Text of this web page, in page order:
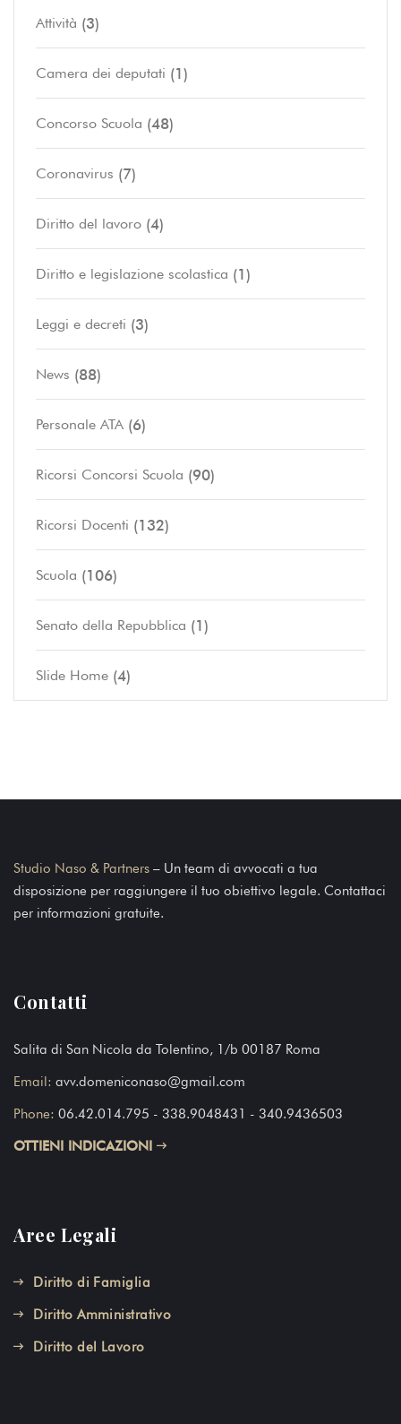
Attività (3)
Camera dei deputati (1)
Concorso Scuola (48)
Coronavirus (7)
Diritto del lavoro (4)
Diritto e legislazione scolastica (1)
Leggi e decreti (3)
News (88)
Personale ATA (6)
Ricorsi Concorsi Scuola (90)
Ricorsi Docenti (132)
Scuola (106)
Senato della Repubblica (1)
Slide Home (4)
Studio Naso & Partners – Un team di avvocati a tua
disposizione per raggiungere il tuo obiettivo legale. Contattaci
per informazioni gratuite.
Contatti
Salita di San Nicola da Tolentino, 1/b 00187 Roma
Email: avv.domeniconaso@gmail.com
Phone: 06.42.014.795 - 338.9048431 - 340.9436503
OTTIENI INDICAZIONI
Aree Legali
Diritto di Famiglia
Diritto Amministrativo
Diritto del Lavoro